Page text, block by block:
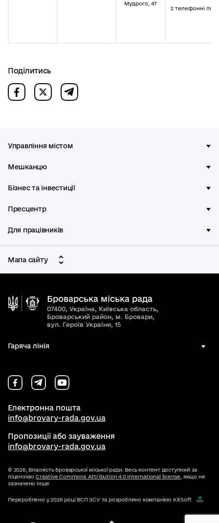
Мудрого, 47
2 телефонні
Поділитись
Управління містом
Мешканцю
Бізнес та інвестиції
Пресцентр
Для працівників
Мапа сайту
Броварська міська рада
07400, Україна, Київська область,
Броварський район, м. Бровари,
вул. Героїв України, 15
Гаряча лінія
Електронна пошта
info@brovary-rada.gov.ua
Пропозиції або зауваження
info@brovary-rada.gov.ua
© 2026, Власність Броварської міської ради. Весь контент доступний за
ліцензією Creative Commons Attribution 4.0 International license , якщо не
зазначено інше
Перероблено у 2026 році ВСП ЗСУ та розроблено компанією KitSoft